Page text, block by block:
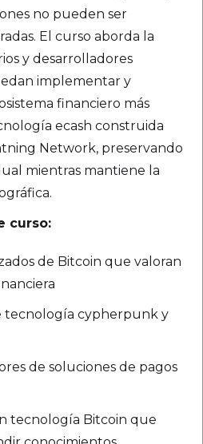
no pueden ser
El curso aborda la
y desarrolladores
implementar y
financiero más
ecash construida
Network, preservando
mientras mantiene la
curso:
de Bitcoin que valoran
tecnología cypherpunk y
de soluciones de pagos
tecnología Bitcoin que